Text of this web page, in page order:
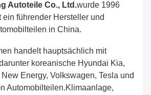
Autoteile Co., Ltd.wurde 1996
ein führender Hersteller und
in China.
handelt hauptsächlich mit
koreanische Hyundai Kia,
Energy, Volkswagen, Tesla und
Automobilteilen.Klimaanlage,